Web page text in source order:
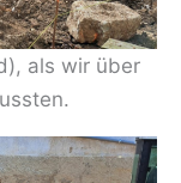
als wir über